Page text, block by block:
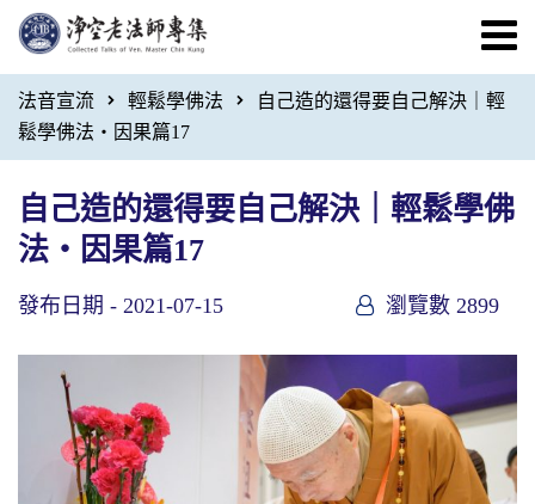
法音宣流 輕鬆學佛法
自己造的還得要自己解決｜輕
鬆學佛法・因果篇17
自己造的還得要自己解決｜輕鬆學佛
法・因果篇17
發布日期 - 2021-07-15 瀏覽數 2899